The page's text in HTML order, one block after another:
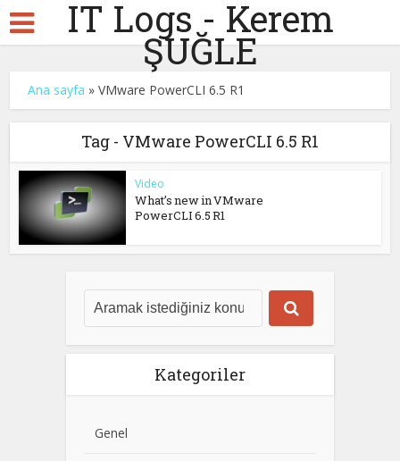
IT Logs - Kerem
ŞUĞLE
Ana sayfa »VMware PowerCLI 6.5 R1
Tag - VMware PowerCLI 6.5 R1
Video
What’s new in VMware
PowerCLI 6.5 R1
Kategoriler
Genel